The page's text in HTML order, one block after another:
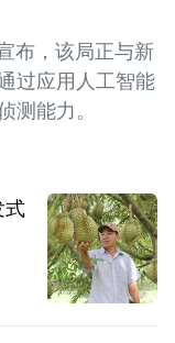
布，该局正与新
过应用人工智能
测能力。
式